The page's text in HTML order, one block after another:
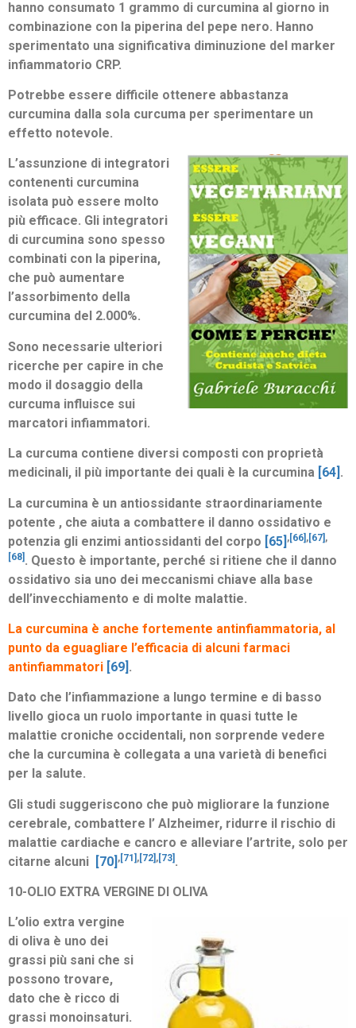
hanno consumato 1 grammo di curcumina al giorno in
combinazione con la piperina del pepe nero. Hanno
sperimentato una significativa diminuzione del marker
infiammatorio CRP.
Potrebbe essere difficile ottenere abbastanza
curcumina dalla sola curcuma per sperimentare un
effetto notevole.
L’assunzione di integratori
contenenti curcumina
isolata può essere molto
più efficace. Gli integratori
di curcumina sono spesso
combinati con la piperina,
che può aumentare
l’assorbimento della
curcumina del 2.000%.
Sono necessarie ulteriori
ricerche per capire in che
modo il dosaggio della
curcuma influisce sui
marcatori infiammatori.
La curcuma contiene diversi composti con proprietà
medicinali, il più importante dei quali è la curcumina [64] .
La curcumina è un antiossidante straordinariamente
potente , che aiuta a combattere il danno ossidativo e
potenzia gli enzimi antiossidanti del corpo [65] ,[66] ,[67] ,
[68] . Questo è importante, perché si ritiene che il danno
ossidativo sia uno dei meccanismi chiave alla base
dell’invecchiamento e di molte malattie.
La curcumina è anche fortemente antinfiammatoria, al
punto da eguagliare l’efficacia di alcuni farmaci
antinfiammatori [69] .
Dato che l’infiammazione a lungo termine e di basso
livello gioca un ruolo importante in quasi tutte le
malattie croniche occidentali, non sorprende vedere
che la curcumina è collegata a una varietà di benefici
per la salute.
Gli studi suggeriscono che può migliorare la funzione
cerebrale, combattere l’ Alzheimer, ridurre il rischio di
malattie cardiache e cancro e alleviare l’artrite, solo per
citarne alcuni [70] ,[71] ,[72] ,[73] .
10-OLIO EXTRA VERGINE DI OLIVA
L’olio extra vergine
di oliva è uno dei
grassi più sani che si
possono trovare,
dato che è ricco di
grassi monoinsaturi.